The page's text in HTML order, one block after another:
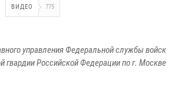
ВИДЕО 775
управления Федеральной службы войск
гвардии Российской Федерации по г. Москве